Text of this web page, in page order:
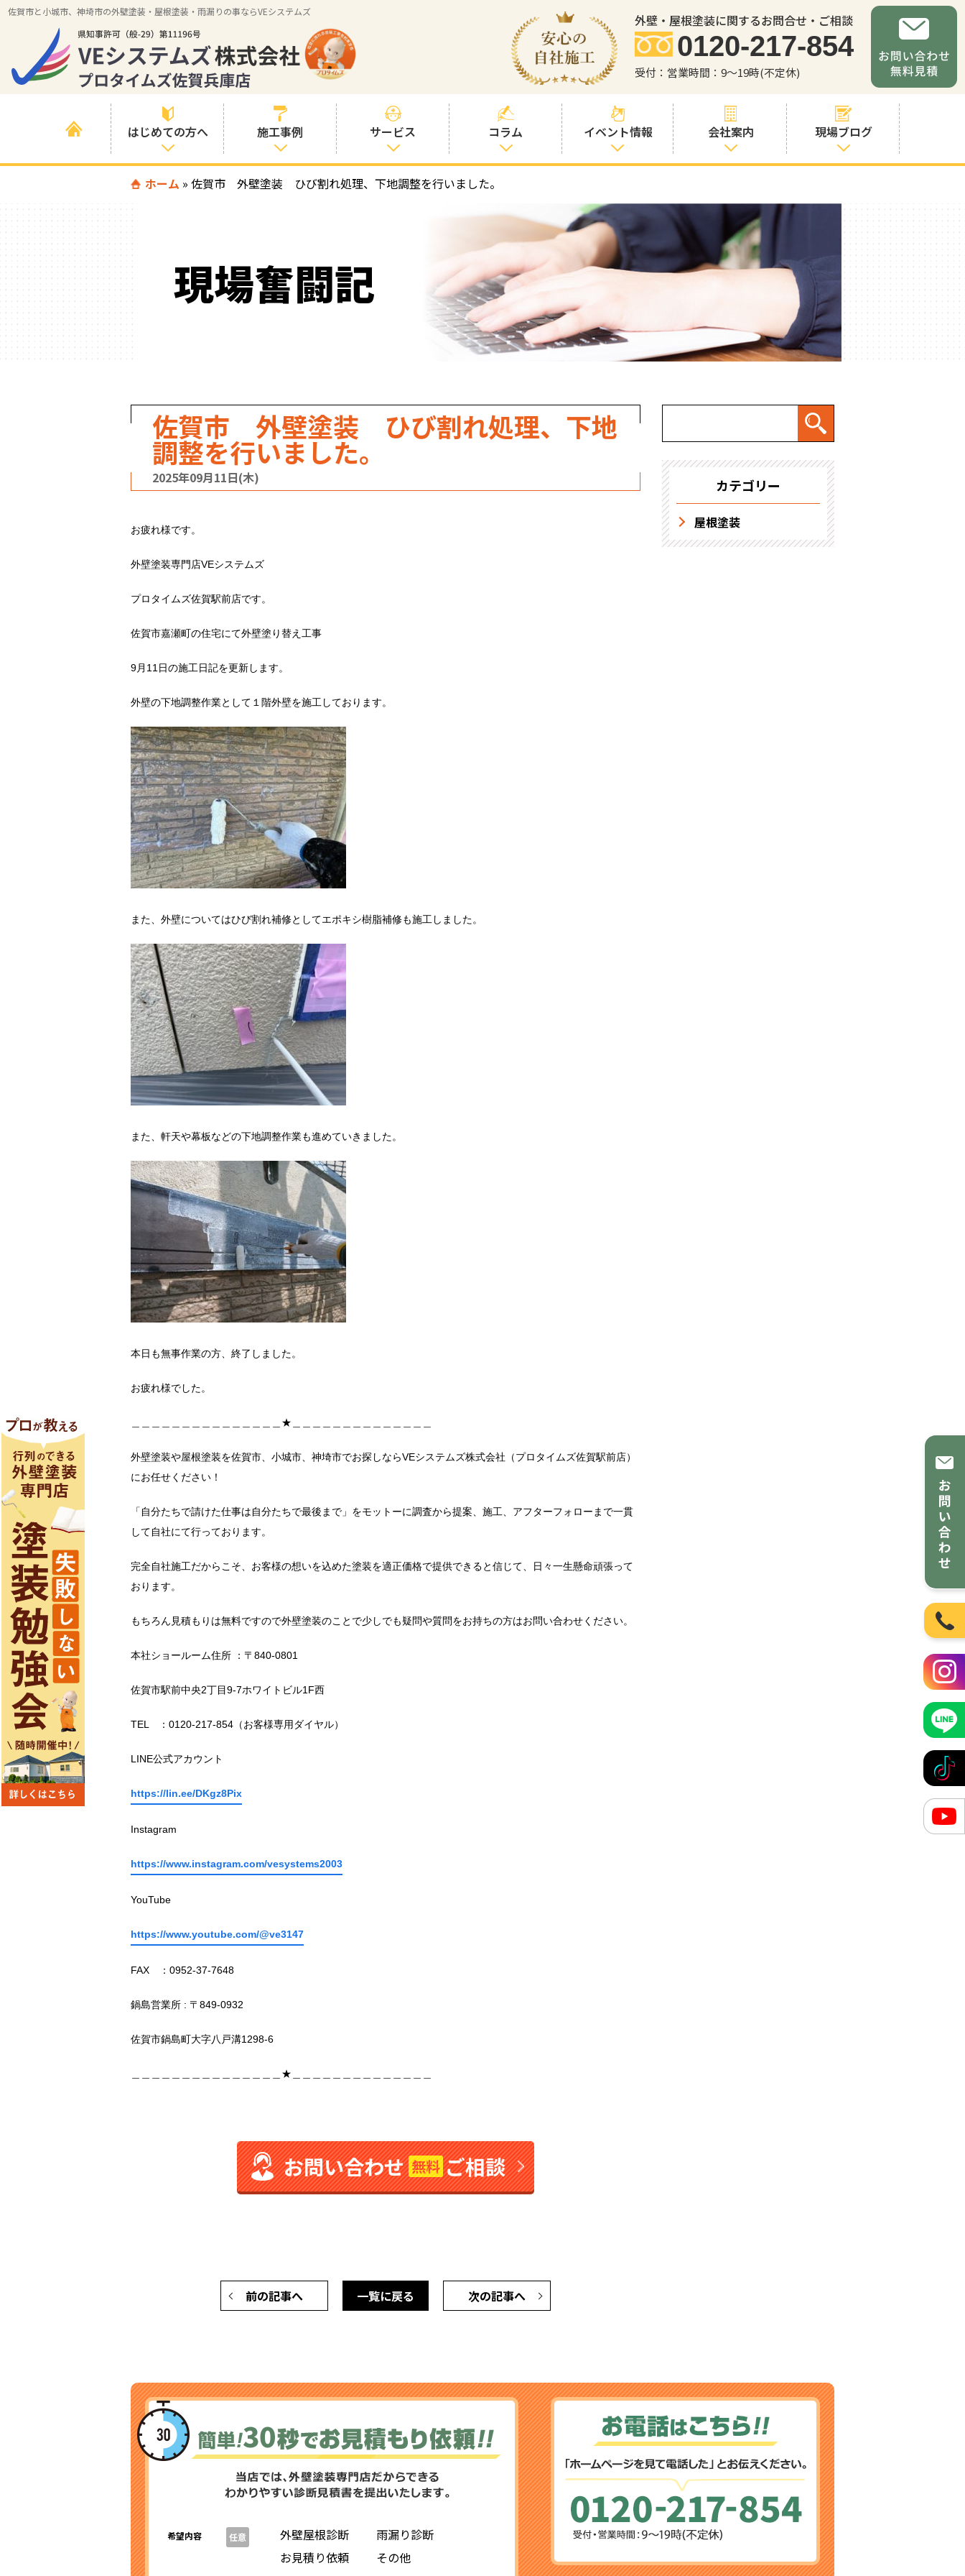
佐賀市と小城市、神埼市の外壁塗装・屋根塗装・雨漏りの事ならVEシステムズ
外壁・屋根塗装に関するお問合せ・ご相談
0120-217-854
受付：営業時間：9～19時(不定休)
はじめての方へ
はじめて外壁塗
いる方へ
喜んでいただけ
る３つの理由
施工事例
すべての事例
例
色の事例
サービス
塗装プランと価
お客様との交流
を大切に
見積書の見方
コラム
社長コラム
塗装コラム
塗料コラム
イベント情報 会社案内
職人・スタッフ
紹介
お問い合わせか
らの流れ
求人情報
現場ブログ
ホーム » 佐賀市 外壁塗装 ひび割れ処理、下地調整を行いました。
現場奮闘記
佐賀市 外壁塗装 ひび割れ処理、下地
調整を行いました。
2025年09月11日(木)
お疲れ様です。
外壁塗装専門店VEシステムズ
プロタイムズ佐賀駅前店です。
佐賀市嘉瀬町の住宅にて外壁塗り替え工事
9月11日の施工日記を更新します。
外壁の下地調整作業として１階外壁を施工しております。
また、外壁についてはひび割れ補修としてエポキシ樹脂補修も施工しました。
また、軒天や幕板などの下地調整作業も進めていきました。
本日も無事作業の方、終了しました。
お疲れ様でした。
＿＿＿＿＿＿＿＿＿＿＿＿＿＿＿★＿＿＿＿＿＿＿＿＿＿＿＿＿＿
外壁塗装や屋根塗装を佐賀市、小城市、神埼市でお探しならVEシステムズ株式会社（プロタイムズ佐賀駅前店）
にお任せください！
「自分たちで請けた仕事は自分たちで最後まで」をモットーに調査から提案、施工、アフターフォローまで一貫
して自社にて行っております。
完全自社施工だからこそ、お客様の想いを込めた塗装を適正価格で提供できると信じて、日々一生懸命頑張って
おります。
もちろん見積もりは無料ですので外壁塗装のことで少しでも疑問や質問をお持ちの方はお問い合わせください。
本社ショールーム住所 ：〒840-0801
佐賀市駅前中央2丁目9-7ホワイトビル1F西
TEL ：0120-217-854（お客様専用ダイヤル）
LINE公式アカウント
https://lin.ee/DKgz8Pix
Instagram
https://www.instagram.com/vesystems2003
YouTube
https://www.youtube.com/@ve3147
FAX ：0952-37-7648
鍋島営業所 : 〒849-0932
佐賀市鍋島町大字八戸溝1298-6
＿＿＿＿＿＿＿＿＿＿＿＿＿＿＿★＿＿＿＿＿＿＿＿＿＿＿＿＿＿
お問い合わせ無料 ご相談
前の記事へ 次の記事へ
一覧に戻る
カテゴリー
屋根塗装
希望内容 任意 外壁屋根診断
雨漏り診断
お見積り依頼
その他